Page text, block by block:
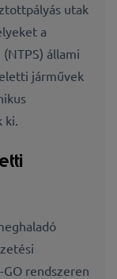
utak
a
állami
járművek
rendszeren